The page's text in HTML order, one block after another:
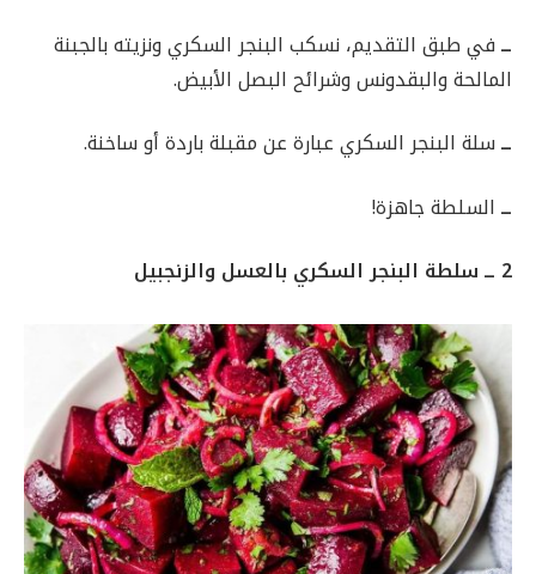
ــفي طبق التقديم، نسكب البنجر السكري ونزيته بالجبنة
المالحة والبقدونس وشرائح البصل الأبيض.
ــسلة البنجر السكري عبارة عن مقبلة باردة أو ساخنة.
ــ السلطة جاهزة!
2 ــ سلطة البنجر السكري بالعسل والزنجبيل